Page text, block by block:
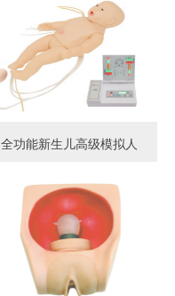
全功能新生儿高级模拟人